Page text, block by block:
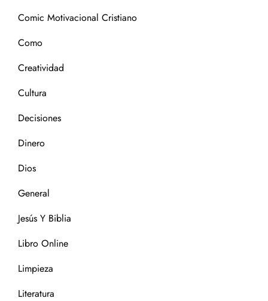
Comic Motivacional Cristiano
Como
Creatividad
Cultura
Decisiones
Dinero
Dios
General
Jesús Y Biblia
Libro Online
Limpieza
Literatura